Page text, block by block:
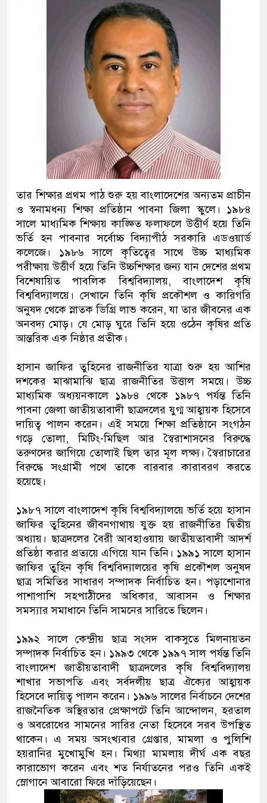
তার শিক্ষার প্রথম পাঠ শুরু হয় বাংলাদেশের অন্যতম প্রাচীন
ও স্বনামধন্য শিক্ষা প্রতিষ্ঠান পাবনা জিলা স্কুলে। ১৯৮৪
সালে মাধ্যমিক শিক্ষায় কাঙ্ক্ষিত ফলাফলে উত্তীর্ণ হয়ে তিনি
ভর্তি হন পাবনার সর্বোচ্চ বিদ্যাপীঠ সরকারি এডওয়ার্ড
কলেজে। ১৯৮৬ সালে কৃতিত্বের সাথে উচ্চ মাধ্যমিক
পরীক্ষায় উত্তীর্ণ হয়ে তিনি উচ্চশিক্ষার জন্য যান দেশের প্রথম
বিশেষায়িত পাবলিক বিশ্ববিদ্যালয়, বাংলাদেশ কৃষি
বিশ্ববিদ্যালয়ে। সেখানে তিনি কৃষি প্রকৌশল ও কারিগরি
অনুষদ থেকে স্নাতক ডিগ্রি লাভ করেন, যা তার জীবনের এক
অনবদ্য মোড়। যে মোড় ঘুরে তিনি হয়ে ওঠেন কৃষির প্রতি
আন্তরিক এক নিষ্ঠার প্রতীক।
হাসান জাফির তুহিনের রাজনীতির যাত্রা শুরু হয় আশির
দশকের মাঝামাঝি ছাত্র রাজনীতির উত্তাল সময়ে। উচ্চ
মাধ্যমিক অধ্যয়নকালে ১৯৮৪ থেকে ১৯৮৭ পর্যন্ত তিনি
পাবনা জেলা জাতীয়তাবাদী ছাত্রদলের যুগ্ম আহ্বায়ক হিসেবে
দায়িত্ব পালন করেন। এই সময়ে শিক্ষা প্রতিষ্ঠানে সংগঠন
গড়ে তোলা, মিটিং-মিছিল আর স্বৈরাশাসনের বিরুদ্ধে
তরুণদের জাগিয়ে তোলাই ছিল তার মূল লক্ষ্য। স্বৈরাচারের
বিরুদ্ধে সংগ্রামী পথে তাকে বারবার কারাবরণ করতে
হয়েছে।
১৯৮৭ সালে বাংলাদেশ কৃষি বিশ্ববিদ্যালয়ে ভর্তি হয়ে হাসান
জাফির তুহিনের জীবনগাথায় যুক্ত হয় রাজনীতির দ্বিতীয়
অধ্যায়। ছাত্রদলের বৈরী আবহাওয়ায় জাতীয়তাবাদী আদর্শ
প্রতিষ্ঠা করার প্রত্যয়ে এগিয়ে যান তিনি। ১৯৯১ সালে হাসান
জাফির তুহিন কৃষি বিশ্ববিদ্যালয়ের কৃষি প্রকৌশল অনুষদ
ছাত্র সমিতির সাধারণ সম্পাদক নির্বাচিত হন। পড়াশোনার
পাশাপাশি সহপাঠীদের অধিকার, আবাসন ও শিক্ষার
সমস্যার সমাধানে তিনি সামনের সারিতে ছিলেন।
১৯৯২ সালে কেন্দ্রীয় ছাত্র সংসদ বাকসুতে মিলনায়তন
সম্পাদক নির্বাচিত হন। ১৯৯৩ থেকে ১৯৯৭ সাল পর্যন্ত তিনি
বাংলাদেশ জাতীয়তাবাদী ছাত্রদলের কৃষি বিশ্ববিদ্যালয়
শাখার সভাপতি এবং সর্বদলীয় ছাত্র ঐক্যের আহ্বায়ক
হিসেবে দায়িত্ব পালন করেন। ১৯৯৬ সালের নির্বাচনে দেশের
রাজনৈতিক অস্থিরতার প্রেক্ষাপটে তিনি আন্দোলন, হরতাল
ও অবরোধের সামনের সারির নেতা হিসেবে সরব উপস্থিত
থাকেন। এ সময় অসংখ্যবার গ্রেপ্তার, মামলা ও পুলিশি
হয়রানির মুখোমুখি হন। মিথ্যা মামলায় দীর্ঘ এক বছর
কারাভোগ করেন এবং শত নির্যাতনের পরও তিনি একই
স্লোগানে আবারো ফিরে দাঁড়িয়েছেন।